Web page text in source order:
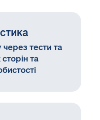
р.
р.
допомога:
у дні війни.
через тести та
та